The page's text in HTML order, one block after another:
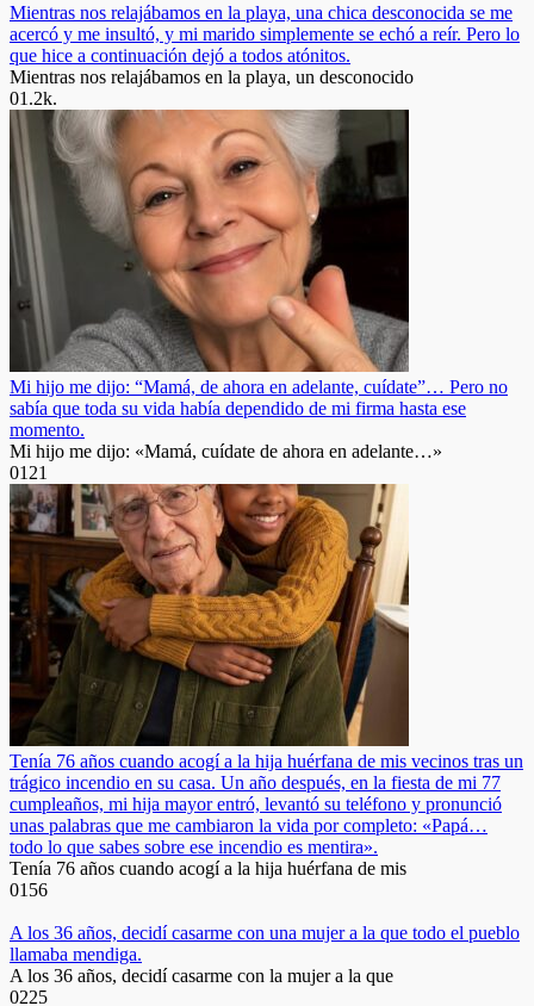
Mientras nos relajábamos en la playa, una chica desconocida se me
acercó y me insultó, y mi marido simplemente se echó a reír. Pero lo
que hice a continuación dejó a todos atónitos.
Mientras nos relajábamos en la playa, un desconocido
01.2k.
Mi hijo me dijo: “Mamá, de ahora en adelante, cuídate”… Pero no
sabía que toda su vida había dependido de mi firma hasta ese
momento.
Mi hijo me dijo: «Mamá, cuídate de ahora en adelante…»
0121
Tenía 76 años cuando acogí a la hija huérfana de mis vecinos tras un
trágico incendio en su casa. Un año después, en la fiesta de mi 77
cumpleaños, mi hija mayor entró, levantó su teléfono y pronunció
unas palabras que me cambiaron la vida por completo: «Papá…
todo lo que sabes sobre ese incendio es mentira».
Tenía 76 años cuando acogí a la hija huérfana de mis
0156
A los 36 años, decidí casarme con una mujer a la que todo el pueblo
llamaba mendiga.
A los 36 años, decidí casarme con la mujer a la que
0225